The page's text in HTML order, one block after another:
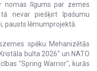
nomas līgums par zemes
nevar piešķirt īpašumu
pausts lēmumprojektā.
spēku Mehanizētās
bulta 2026" un NATO
"Spring Warrior", kurās